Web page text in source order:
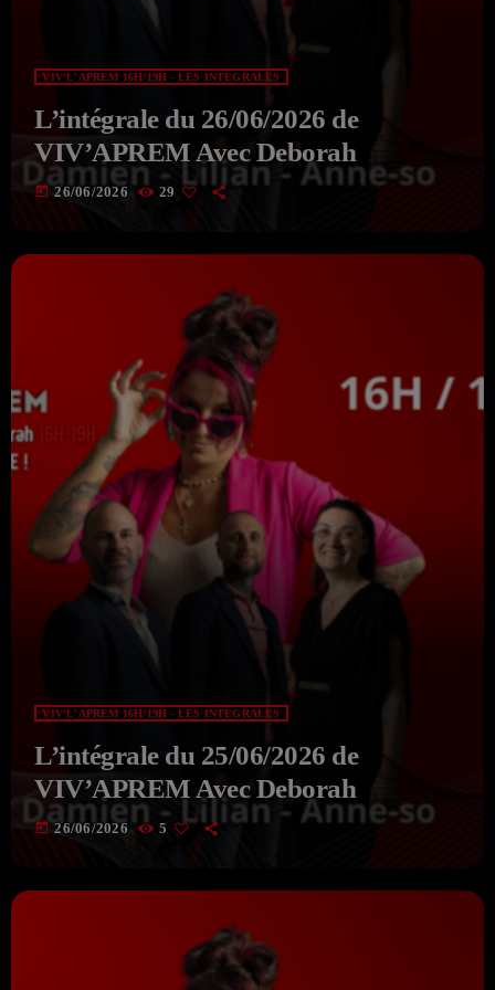
VIV'L'APREM 16H/19H - LES INTÉGRALES
L’intégrale du 26/06/2026 de
VIV’APREM Avec Deborah
today 26/06/2026 29
VIV'L'APREM 16H/19H - LES INTÉGRALES
L’intégrale du 25/06/2026 de
VIV’APREM Avec Deborah
today 26/06/2026 5